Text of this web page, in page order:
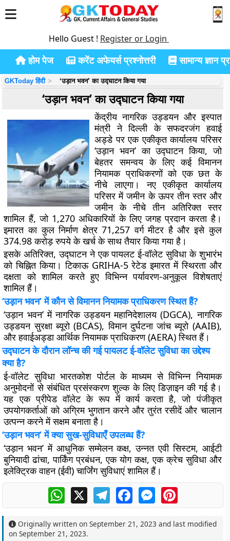
Hello Guest ! Register or Login
होम पेज करेंट अफेयर्स प्रश्नोत्तरी सामान्य ज्ञान
GKToday हिंदी ‘उड़ान भवन’ का उद्घाटन किया गया
‘उड़ान भवन’ का उद्घाटन किया गया
केंद्रीय नागरिक उड्डयन और इस्पात
मंत्री ने दिल्ली के सफदरजंग हवाई
अड्डे पर एक एकीकृत कार्यालय परिसर
‘उड़ान भवन’ का उद्घाटन किया, जो
बेहतर समन्वय के लिए कई विमानन
नियामक प्राधिकरणों को एक छत के
नीचे लाएगा। नए एकीकृत कार्यालय
परिसर में जमीन के ऊपर तीन स्तर और
जमीन के नीचे तीन अतिरिक्त स्तर
शामिल हैं, जो 1,270 अधिकारियों के लिए जगह प्रदान करता है।
इमारत का कुल निर्माण क्षेत्र 71,257 वर्ग मीटर है और इसे कुल
374.98 करोड़ रुपये के खर्च के साथ तैयार किया गया है।
इसके अतिरिक्त, उद्घाटन ने एक पायलट ई-वॉलेट सुविधा के शुभारंभ
को चिह्नित किया। टिकाऊ GRIHA-5 रेटेड इमारत में स्थिरता और
दक्षता को शामिल करते हुए विभिन्न पर्यावरण-अनुकूल विशेषताएं
शामिल हैं।
‘उड़ान भवन’ में कौन से विमानन नियामक प्राधिकरण स्थित हैं?
‘उड़ान भवन’ में नागरिक उड्डयन महानिदेशालय (DGCA), नागरिक
उड्डयन सुरक्षा ब्यूरो (BCAS), विमान दुर्घटना जांच ब्यूरो (AAIB),
और हवाईअड्डा आर्थिक नियामक प्राधिकरण (AERA) स्थित हैं।
उद्घाटन के दौरान लॉन्च की गई पायलट ई-वॉलेट सुविधा का उद्देश्य
क्या है?
ई-वॉलेट सुविधा भारतकोश पोर्टल के माध्यम से विभिन्न नियामक
अनुमोदनों से संबंधित प्रसंस्करण शुल्क के लिए डिज़ाइन की गई है।
यह एक प्रीपेड वॉलेट के रूप में कार्य करता है, जो पंजीकृत
उपयोगकर्ताओं को अग्रिम भुगतान करने और तुरंत रसीदें और चालान
उत्पन्न करने में सक्षम बनाता है।
‘उड़ान भवन’ में क्या सुख-सुविधाएँ उपलब्ध हैं?
‘उड़ान भवन’ में आधुनिक सम्मेलन कक्ष, उन्नत एवी सिस्टम, आईटी
बुनियादी ढांचा, पार्किंग प्रबंधन, एक योग कक्ष, एक क्रेच सुविधा और
इलेक्ट्रिक वाहन (ईवी) चार्जिंग सुविधाएं शामिल हैं।
WhatsApp
X TelegramFacebookMessengerPinterest
Originally written onSeptember 21, 2023 and last modified
onSeptember 21, 2023.